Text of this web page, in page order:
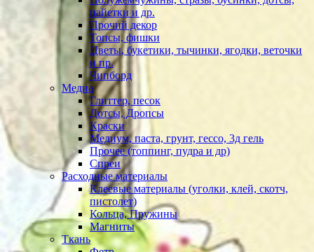
пайетки и др.
Прочий декор
Топсы, фишки
Цветы, букетики, тычинки, ягодки, веточки
и пр.
Чипборд
Медиа
Глиттер, песок
Дотсы, Дропсы
Краски
Медиум, паста, грунт, гессо, 3д гель
Прочее (топпинг, пудра и др)
Спреи
Расходные материалы
Клеевые материалы (уголки, клей, скотч,
пистолет)
Кольца, Пружины
Магниты
Ткань